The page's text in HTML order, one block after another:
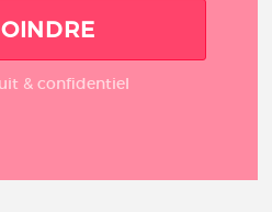
& confidentiel